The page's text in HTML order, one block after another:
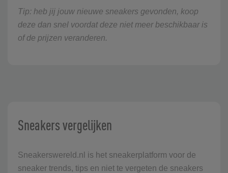
Tip: heb jij jouw nieuwe sneakers gevonden, koop
deze dan snel voordat deze niet meer beschikbaar is
of de prijzen veranderen.
Sneakers vergelijken
Sneakerswereld.nl is het sneakerplatform voor de
sneaker trends, tips en niet te vergeten de sneakers